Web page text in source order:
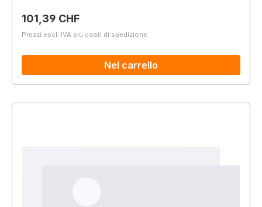
Prezzo normale:
101,39 CHF
Prezzi escl. IVA più costi di spedizione
Nel carrello